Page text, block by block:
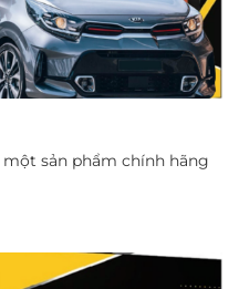
một sản phẩm chính hãng